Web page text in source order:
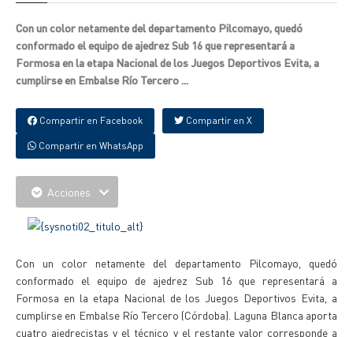
Con un color netamente del departamento Pilcomayo, quedó
conformado el equipo de ajedrez Sub 16 que representará a
Formosa en la etapa Nacional de los Juegos Deportivos Evita, a
cumplirse en Embalse Río Tercero ...
Compartir en Facebook Compartir en X
Compartir en WhatsApp
Acciones
Con un color netamente del departamento Pilcomayo, quedó
conformado el equipo de ajedrez Sub 16 que representará a
Formosa en la etapa Nacional de los Juegos Deportivos Evita, a
cumplirse en Embalse Río Tercero (Córdoba). Laguna Blanca aporta
cuatro ajedrecistas y el técnico y el restante valor corresponde a